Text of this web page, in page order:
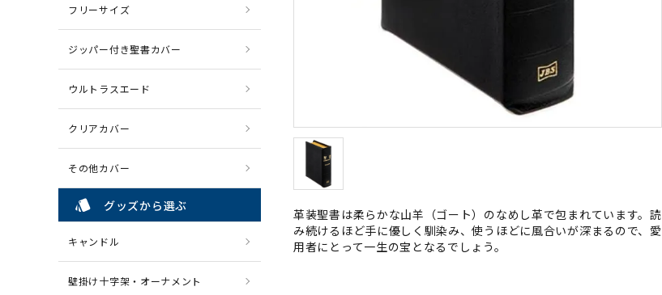
革装聖書は柔らかな山羊（ゴート）のなめし革で包まれています。読
み続けるほど手に優しく馴染み、使うほどに風合いが深まるので、愛
用者にとって一生の宝となるでしょう。
フリーサイズ
ジッパー付き聖書カバー
ウルトラスエード
クリアカバー
その他カバー
style グッズから選ぶ
キャンドル
壁掛け十字架・オーナメント